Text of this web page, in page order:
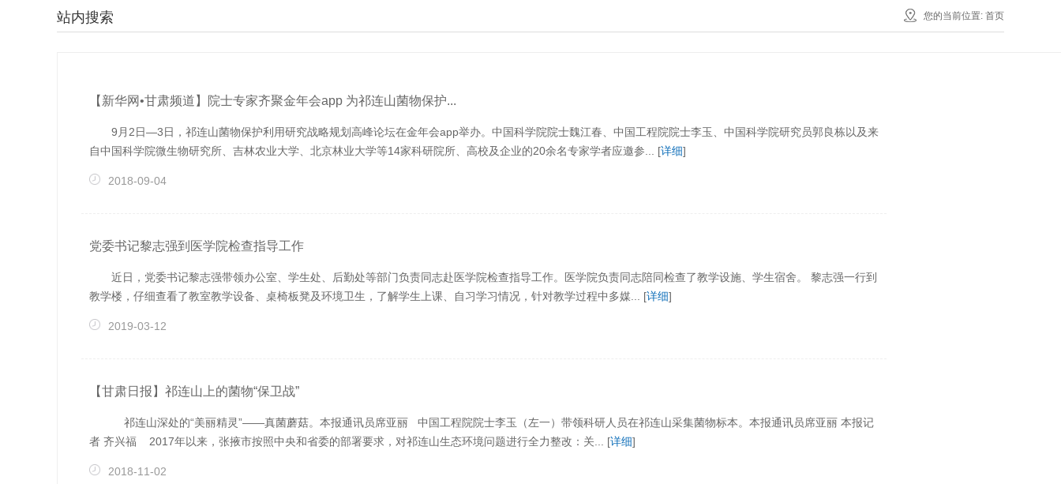
站内搜索 您的当前位置: 首页
【新华网•甘肃频道】院士专家齐聚金年会app 为祁连山菌物保护...
9月2日—3日，祁连山菌物保护利用研究战略规划高峰论坛在金年会app举办。中国科学院院士魏江春、中国工程院院士李玉、中国科学院研究员郭良栋以及来
自中国科学院微生物研究所、吉林农业大学、北京林业大学等14家科研院所、高校及企业的20余名专家学者应邀参... [详细]
2018-09-04
党委书记黎志强到医学院检查指导工作
近日，党委书记黎志强带领办公室、学生处、后勤处等部门负责同志赴医学院检查指导工作。医学院负责同志陪同检查了教学设施、学生宿舍。 黎志强一行到
教学楼，仔细查看了教室教学设备、桌椅板凳及环境卫生，了解学生上课、自习学习情况，针对教学过程中多媒... [详细]
2019-03-12
【甘肃日报】祁连山上的菌物“保卫战”
祁连山深处的“美丽精灵”——真菌蘑菇。本报通讯员席亚丽 中国工程院院士李玉（左一）带领科研人员在祁连山采集菌物标本。本报通讯员席亚丽 本报记
者 齐兴福 2017年以来，张掖市按照中央和省委的部署要求，对祁连山生态环境问题进行全力整改：关... [详细]
2018-11-02